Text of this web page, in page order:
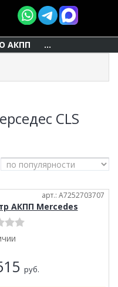
АКПП ...
CLS
арт.: A7252703707
АКПП Mercedes
руб.